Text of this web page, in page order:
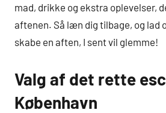
mad, drikke og ekstra oplevelser,
aftenen. Så læn dig tilbage, og lad
skabe en aften, I sent vil glemme!
Valg af det rette
København